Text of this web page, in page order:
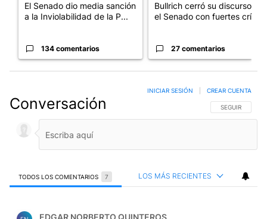
El Senado dio media sanción
a la Inviolabilidad de la P...
134 comentarios
Bullrich cerró su discurso en
el Senado con fuertes crí...
27 comentarios
Conversación SIGA ESTA
SEGUIR
INICIAR SESIÓN CREAR CUENTA
TODOS LOS COMENTARIOS 7 LOS MÁS RECIENTES